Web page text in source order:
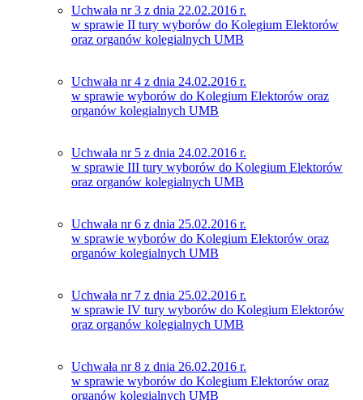
Uchwała nr 3 z dnia 22.02.2016 r.
w sprawie II tury wyborów do Kolegium Elektorów
oraz organów kolegialnych UMB
Uchwała nr 4 z dnia 24.02.2016 r.
w sprawie wyborów do Kolegium Elektorów oraz
organów kolegialnych UMB
Uchwała nr 5 z dnia 24.02.2016 r.
w sprawie III tury wyborów do Kolegium Elektorów
oraz organów kolegialnych UMB
Uchwała nr 6 z dnia 25.02.2016 r.
w sprawie wyborów do Kolegium Elektorów oraz
organów kolegialnych UMB
Uchwała nr 7 z dnia 25.02.2016 r.
w sprawie IV tury wyborów do Kolegium Elektorów
oraz organów kolegialnych UMB
Uchwała nr 8 z dnia 26.02.2016 r.
w sprawie wyborów do Kolegium Elektorów oraz
organów kolegialnych UMB